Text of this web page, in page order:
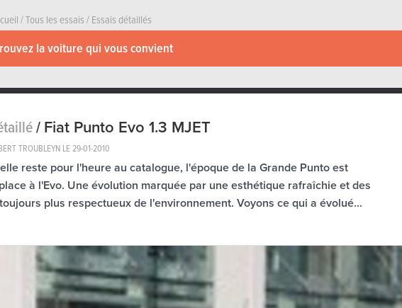
/Tous les essais/Essais détaillés
la voiture qui vous convient
/Fiat Punto Evo 1.3 MJET
TROUBLEYN LE29-01-2010
reste pour l'heure au catalogue, l'époque de la Grande Punto est
à l'Evo. Une évolution marquée par une esthétique rafraîchie et des
plus respectueux de l'environnement. Voyons ce qui a évolué...